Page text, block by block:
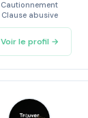
Cautionnement
Clause abusive
Voir le profil →